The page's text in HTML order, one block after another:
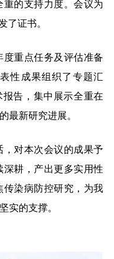
的支持力度。会议为
了证书。
重点任务及评估准备
性成果组织了专题汇
告，集中展示全重在
最新研究进展。
对本次会议的成果予
深耕，产出更多实用性
传染病防控研究，为我
实的支撑。